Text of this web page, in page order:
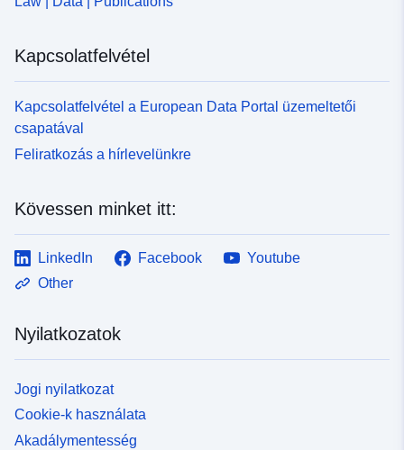
Kapcsolatfelvétel
Kapcsolatfelvétel a European Data Portal üzemeltetői
csapatával
Feliratkozás a hírlevelünkre
Kövessen minket itt:
LinkedIn Facebook
Youtube
Other
Nyilatkozatok
Jogi nyilatkozat
Cookie-k használata
Akadálymentesség